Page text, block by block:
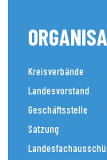
Kreisverbände
Landesvorstand
Geschäftsstelle
Satzung